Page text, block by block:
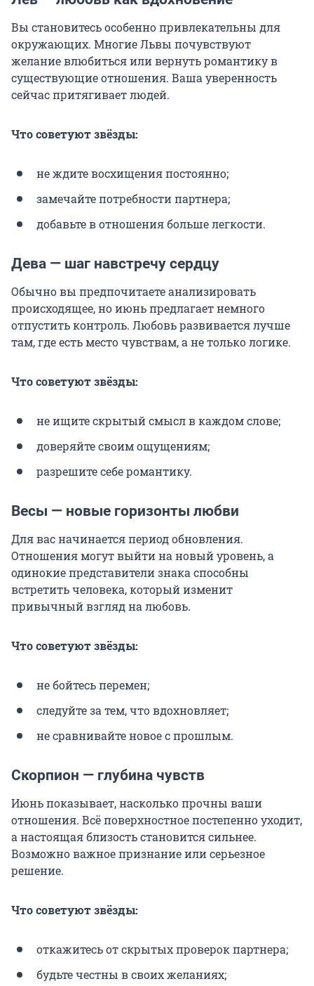
Вы становитесь особенно привлекательны для
окружающих. Многие Львы почувствуют
желание влюбиться или вернуть романтику в
существующие отношения. Ваша уверенность
сейчас притягивает людей.
Что советуют звёзды:
не ждите восхищения постоянно;
замечайте потребности партнера;
добавьте в отношения больше легкости.
Дева — шаг навстречу сердцу
Обычно вы предпочитаете анализировать
происходящее, но июнь предлагает немного
отпустить контроль. Любовь развивается лучше
там, где есть место чувствам, а не только логике.
Что советуют звёзды:
не ищите скрытый смысл в каждом слове;
доверяйте своим ощущениям;
разрешите себе романтику.
Весы — новые горизонты любви
Для вас начинается период обновления.
Отношения могут выйти на новый уровень, а
одинокие представители знака способны
встретить человека, который изменит
привычный взгляд на любовь.
Что советуют звёзды:
не бойтесь перемен;
следуйте за тем, что вдохновляет;
не сравнивайте новое с прошлым.
Скорпион — глубина чувств
Июнь показывает, насколько прочны ваши
отношения. Всё поверхностное постепенно уходит,
а настоящая близость становится сильнее.
Возможно важное признание или серьезное
решение.
Что советуют звёзды:
откажитесь от скрытых проверок партнера;
будьте честны в своих желаниях;